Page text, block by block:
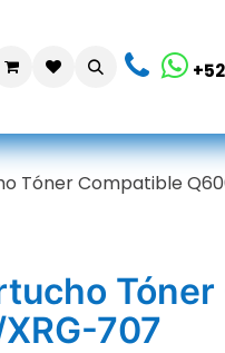
Tóner Compatible
707